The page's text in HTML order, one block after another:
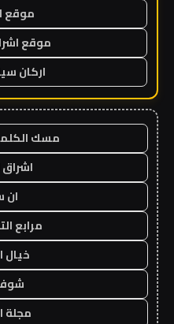
موقع
موقع
اركان
مسك
اشراق
مرابع
خيال
مجلة